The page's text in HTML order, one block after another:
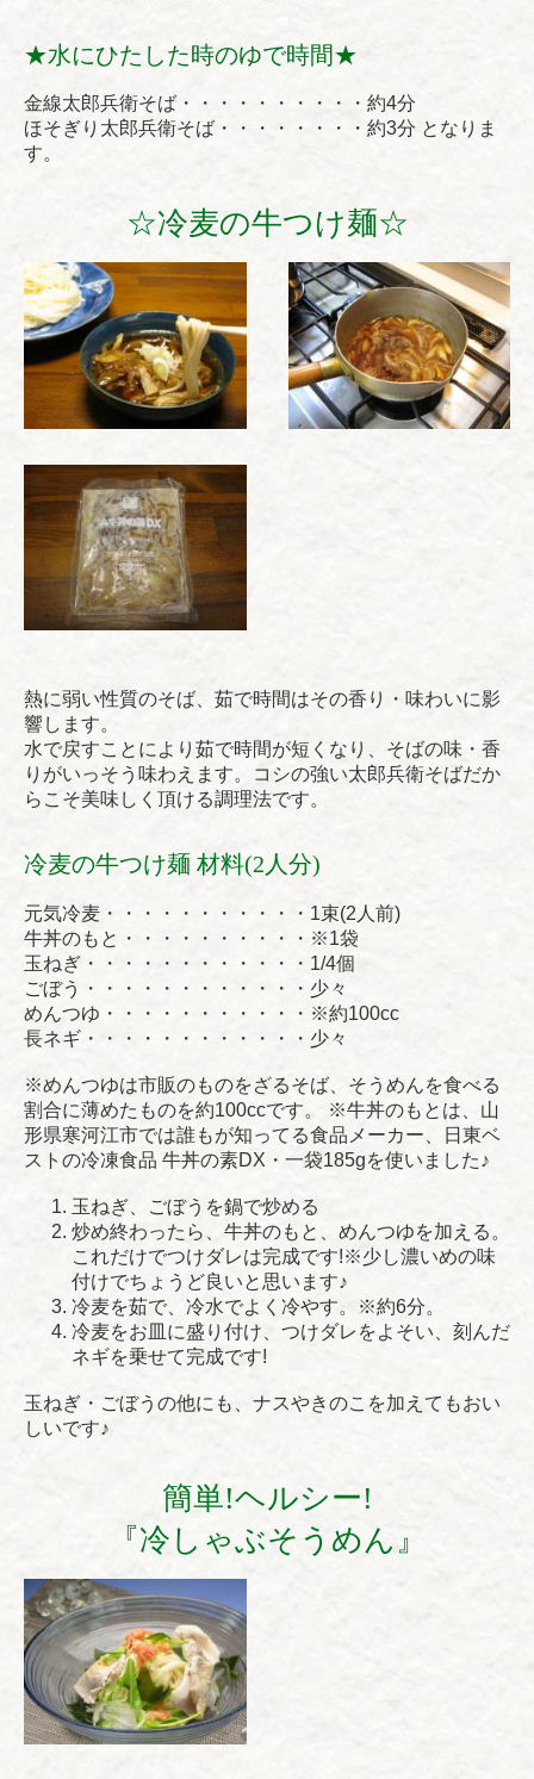
★水にひたした時のゆで時間★
金線太郎兵衛そば・・・・・・・・・・約4分
ほそぎり太郎兵衛そば・・・・・・・・約3分 となりま
す。
☆冷麦の牛つけ麺☆
熱に弱い性質のそば、茹で時間はその香り・味わいに影
響します。
水で戻すことにより茹で時間が短くなり、そばの味・香
りがいっそう味わえます。コシの強い太郎兵衛そばだか
らこそ美味しく頂ける調理法です。
冷麦の牛つけ麺 材料(2人分)
元気冷麦・・・・・・・・・・・1束(2人前)
牛丼のもと・・・・・・・・・・※1袋
玉ねぎ・・・・・・・・・・・・1/4個
ごぼう・・・・・・・・・・・・少々
めんつゆ・・・・・・・・・・・※約100cc
長ネギ・・・・・・・・・・・・少々
※めんつゆは市販のものをざるそば、そうめんを食べる
割合に薄めたものを約100ccです。 ※牛丼のもとは、山
形県寒河江市では誰もが知ってる食品メーカー、日東ベ
ストの冷凍食品 牛丼の素DX・一袋185gを使いました♪
玉ねぎ、ごぼうを鍋で炒める
炒め終わったら、牛丼のもと、めんつゆを加える。
これだけでつけダレは完成です!※少し濃いめの味
付けでちょうど良いと思います♪
冷麦を茹で、冷水でよく冷やす。※約6分。
冷麦をお皿に盛り付け、つけダレをよそい、刻んだ
ネギを乗せて完成です!
玉ねぎ・ごぼうの他にも、ナスやきのこを加えてもおい
しいです♪
簡単!ヘルシー!
『冷しゃぶそうめん』